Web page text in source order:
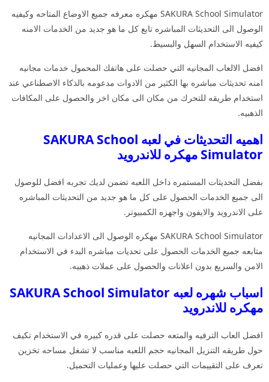
SAKURA School Simulator مهكره معرفه جميع الاوضاع المتاحه وكيفيه
الوصول الى التحديثات المباشره تابع كل ما هو جديد من الخدمات الامنه
كيفيه الاستخدام السهل والبسيط.
افضل الالعاب المجانيه التي حصلت على هاتفك المحمول خدمات مجانيه
امنه تحديثات مباشره بها الكثير من الادوات مدعومه بالذكاء الاصطناعي عند
استخدام طريقه للتحرك من مكان الى مكان اخر والحصول على المكافات
الذهبيه.
اهميه التحديثات في لعبه SAKURA School
Simulator مهكره للاندرويد
بفضل التحديثات المستمره داخل اللعبه تضمن لديك تجربه افضل للوصول
الى جميع الخدمات الحصول على كل ما هو جديد من التحديثات المباشره
على الاندرويد والايفون واجهزه الكمبيوتر.
SAKURA School Simulator مهكره الوصول الى الاعدادات المجانيه
متابعه جميع الخدمات الحصول على تحديات مباشره البدء في الاستخدام
الامن والسريع بدون اعلانات والحصول على عملات ذهبيه.
اسباب شهره لعبه SAKURA School Simulator
مهكره للاندرويد
افضل العاب الترفيه والمتعه حصلت على قدره كبيره في الاستخدام تكيف
حول طريقه التنزيل المجانيه حجم اللعبه مناسب لا تشغل مساحه تخزين
تعرف على التقييمات التي حصلت عليها وعمليات التحميل.